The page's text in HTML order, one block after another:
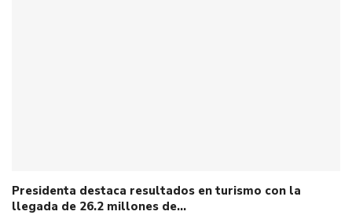
Presidenta destaca resultados en turismo con la
llegada de 26.2 millones de…